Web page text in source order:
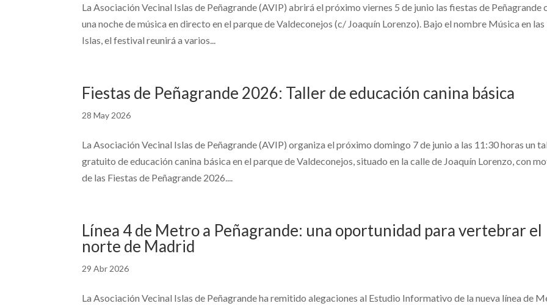
La Asociación Vecinal Islas de Peñagrande (AVIP) abrirá el próximo viernes 5 de junio las fiestas de Peñagrande
una noche de música en directo en el parque de Valdeconejos (c/ Joaquín Lorenzo). Bajo el nombre Música en las
Islas, el festival reunirá a varios...
Fiestas de Peñagrande 2026: Taller de educación canina básica
28 May 2026
La Asociación Vecinal Islas de Peñagrande (AVIP) organiza el próximo domingo 7 de junio a las 11:30 horas un
gratuito de educación canina básica en el parque de Valdeconejos, situado en la calle de Joaquín Lorenzo, con
de las Fiestas de Peñagrande 2026....
Línea 4 de Metro a Peñagrande: una oportunidad para vertebrar el
norte de Madrid
29 Abr 2026
La Asociación Vecinal Islas de Peñagrande ha remitido alegaciones al Estudio Informativo de la nueva línea de